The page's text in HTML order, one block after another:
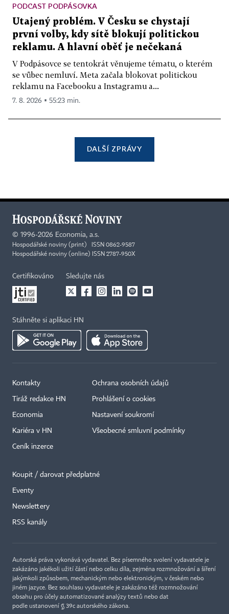
PODCAST PODPÁSOVKA
Utajený problém. V Česku se chystají
první volby, kdy sítě blokují politickou
reklamu. A hlavní oběť je nečekaná
V Podpásovce se tentokrát věnujeme tématu, o kterém
se vůbec nemluví. Meta začala blokovat politickou
reklamu na Facebooku a Instagramu a...
7. 8. 2026 ▪ 55:23 min.
DALŠÍ ZPRÁVY
© 1996-2026 Economia, a.s.
Hospodářské noviny (print) ISSN 0862-9587
Hospodářské noviny (online) ISSN 2787-950X
Certifikováno Sledujte nás
Stáhněte si aplikaci HN
Kontakty
Tiráž redakce HN
Economia
Kariéra v HN
Ceník inzerce
Ochrana osobních údajů
Prohlášení o cookies
Nastavení soukromí
Všeobecné smluvní podmínky
Koupit / darovat předplatné
Eventy
Newslettery
RSS kanály
Autorská práva vykonává vydavatel. Bez písemného svolení vydavatele je
zakázáno jakékoli užití částí nebo celku díla, zejména rozmnožování a šíření
jakýmkoli způsobem, mechanickým nebo elektronickým, v českém nebo
jiném jazyce. Bez souhlasu vydavatele je zakázáno též rozmnožování
obsahu pro účely automatizované analýzy textů nebo dat
podle ustanovení § 39c autorského zákona.